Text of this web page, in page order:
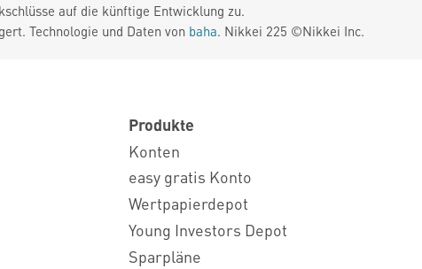
auf die künftige Entwicklung zu.
Technologie und Daten von baha. Nikkei 225 ©Nikkei Inc.
Produkte
Konten
easy gratis Konto
Wertpapierdepot
Young Investors Depot
Sparpläne